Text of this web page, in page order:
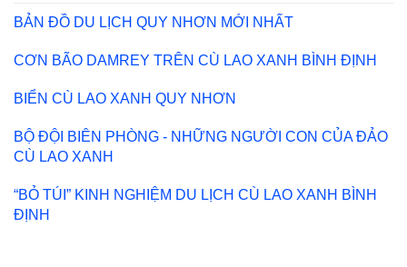
BẢN ĐỒ DU LỊCH QUY NHƠN MỚI NHẤT
CƠN BÃO DAMREY TRÊN CÙ LAO XANH BÌNH ĐỊNH
BIỂN CÙ LAO XANH QUY NHƠN
BỘ ĐỘI BIÊN PHÒNG - NHỮNG NGƯỜI CON CỦA ĐẢO
CÙ LAO XANH
“BỎ TÚI” KINH NGHIỆM DU LỊCH CÙ LAO XANH BÌNH
ĐỊNH